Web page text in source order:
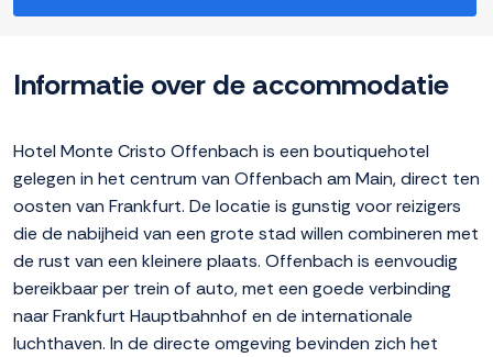
Informatie over de accommodatie
Hotel Monte Cristo Offenbach is een boutiquehotel
gelegen in het centrum van Offenbach am Main, direct ten
oosten van Frankfurt. De locatie is gunstig voor reizigers
die de nabijheid van een grote stad willen combineren met
de rust van een kleinere plaats. Offenbach is eenvoudig
bereikbaar per trein of auto, met een goede verbinding
naar Frankfurt Hauptbahnhof en de internationale
luchthaven. In de directe omgeving bevinden zich het